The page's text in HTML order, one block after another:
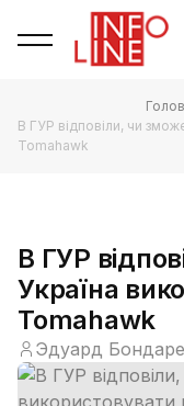
В ГУР відповіли, чи
Tomahawk
В ГУР
Україна
Tomahawk
Эдуард